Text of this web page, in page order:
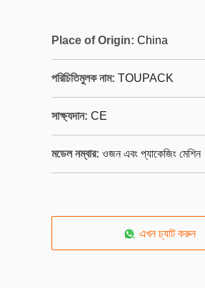
Place of Origin: China
পরিচিতিমুলক নাম: TOUPACK
সাক্ষ্যদান: CE
মডেল নম্বার: ওজন এবং প্যাকেজিং মেশিন
এখন চ্যাট করুন